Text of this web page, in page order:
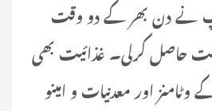
آپ نے دن بھر کے دو وقت
حاصل کرلی۔ غذائیت بھی
اور معدنیات و امینو